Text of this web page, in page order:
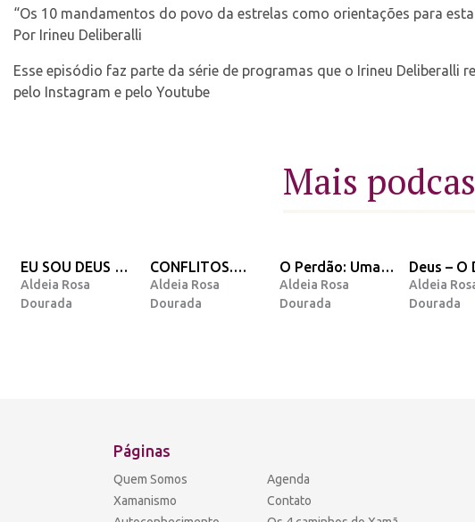
“Os 10 mandamentos do povo da estrelas como orientações para
Por Irineu Deliberalli
Esse episódio faz parte da série de programas que o Irineu Deliberalli
pelo Instagram e pelo Youtube
Mais
EU SOU DEUS EM
MIM
Aldeia Rosa
Dourada
CONFLITOS.
Porque eles
existem nossa
Aldeia Rosa
Dourada
O Perdão: Uma
opinião e
Mensagem do
Aldeia Rosa
Dourada
Deus – O
O Homem
Lenda
Aldeia
Dourada
Páginas
Quem Somos
Agenda
Xamanismo
Contato